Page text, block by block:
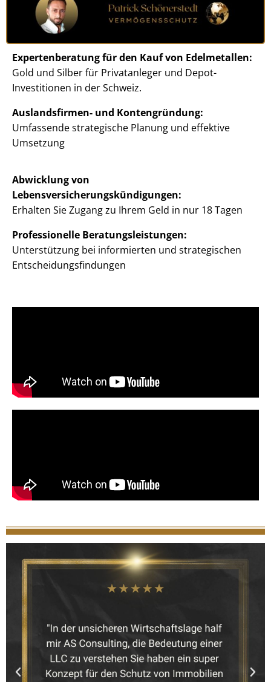
Expertenberatung für den Kauf von Edelmetallen:
Gold und Silber für Privatanleger und Depot-
Investitionen in der Schweiz.
Auslandsfirmen- und Kontengründung:
Umfassende strategische Planung und effektive
Umsetzung
Abwicklung von
Lebensversicherungskündigungen:
Erhalten Sie Zugang zu Ihrem Geld in nur 18 Tagen
Professionelle Beratungsleistungen:
Unterstützung bei informierten und strategischen
Entscheidungsfindungen